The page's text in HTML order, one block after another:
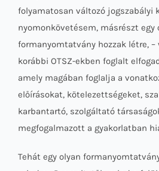
folyamatosan változó jogszabályi
nyomonkövetésem, másrészt egy
formanyomtatvány hozzak létre, –
korábbi OTSZ-ekben foglalt
amely magában foglalja a
előírásokat, kötelezettségeket,
karbantartó, szolgáltató
megfogalmazott a gyakorlatban
Tehát egy olyan